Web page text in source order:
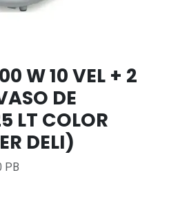
W 10 VEL + 2
DE
LT COLOR
DELI)
PB